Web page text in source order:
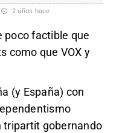
2 años hace
poco factible que
como que VOX y
(y España) con
tripartit gobernando